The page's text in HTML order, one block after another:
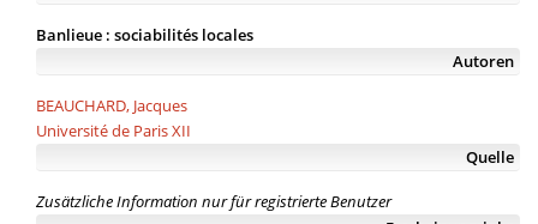
Banlieue : sociabilités locales
Autoren
BEAUCHARD, Jacques
Université de Paris XII
Quelle
Zusätzliche Information nur für registrierte Benutzer